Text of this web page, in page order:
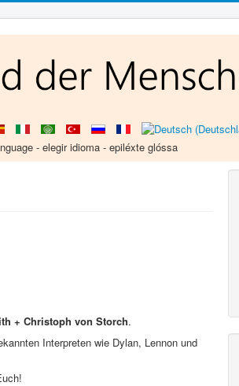
- elegir idioma - epiléxte glóssa
+ Christoph von Storch.
Interpreten wie Dylan, Lennon und